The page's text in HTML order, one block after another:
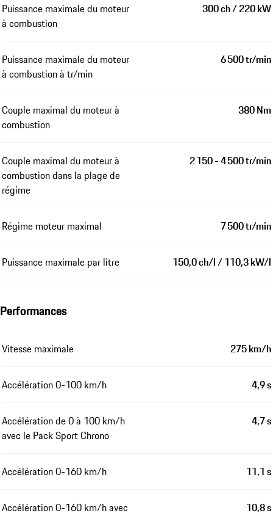
Puissance maximale du moteur
à combustion
300 ch / 220 kW
Puissance maximale du moteur
à combustion à tr/min
6 500 tr/min
Couple maximal du moteur à
combustion
380 Nm
Couple maximal du moteur à
combustion dans la plage de
régime
2 150 - 4 500 tr/min
Régime moteur maximal 7 500 tr/min
Puissance maximale par litre 150,0 ch/l / 110,3 kW/l
Performances
Vitesse maximale 275 km/h
Accélération 0-100 km/h 4,9 s
Accélération de 0 à 100 km/h
avec le Pack Sport Chrono
4,7 s
Accélération 0-160 km/h 11,1 s
Accélération 0-160 km/h avec
10,8 s